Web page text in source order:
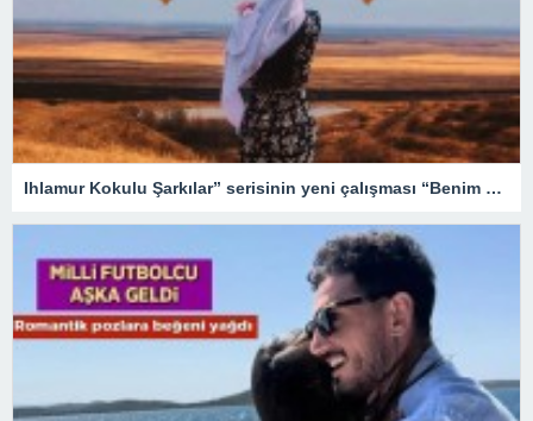
Ihlamur Kokulu Şarkılar” serisinin yeni çalışması “Benim Duam” dijital platformlarda yayında!